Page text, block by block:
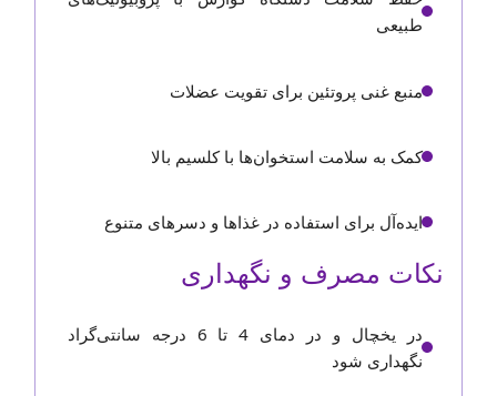
طبیعی
منبع غنی پروتئین برای تقویت عضلات
کمک به سلامت استخوان‌ها با کلسیم بالا
ایده‌آل برای استفاده در غذاها و دسرهای متنوع
نکات مصرف و نگهداری
در یخچال و در دمای 4 تا 6 درجه سانتی‌گراد
نگهداری شود